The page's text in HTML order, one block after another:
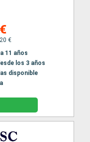
€
11 años
los 3 años
disponible